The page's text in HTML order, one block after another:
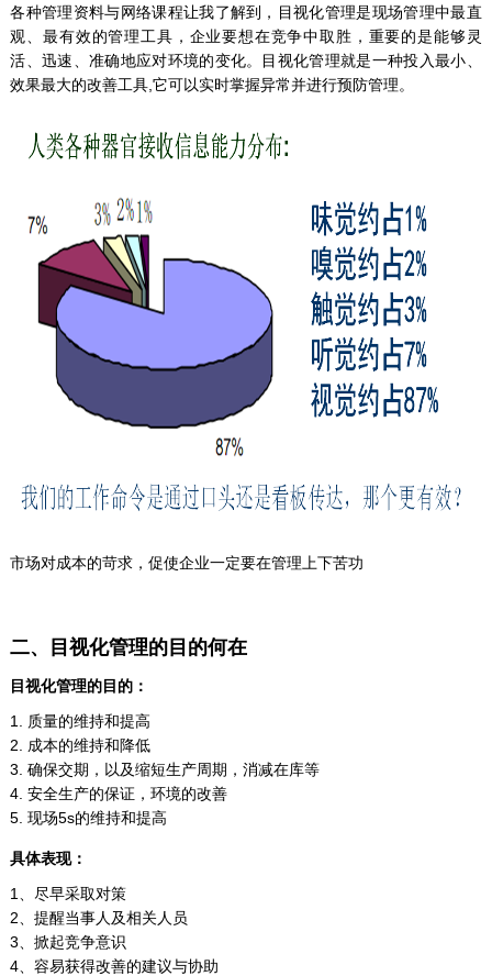
各种管理资料与网络课程让我了解到，目视化管理是现场管理中最直
观、最有效的管理工具，企业要想在竞争中取胜，重要的是能够灵
活、迅速、准确地应对环境的变化。目视化管理就是一种投入最小、
效果最大的改善工具,它可以实时掌握异常并进行预防管理。
市场对成本的苛求，促使企业一定要在管理上下苦功
二、目视化管理的目的何在
目视化管理的目的：
1. 质量的维持和提高
2. 成本的维持和降低
3. 确保交期，以及缩短生产周期，消减在库等
4. 安全生产的保证，环境的改善
5. 现场5s的维持和提高
具体表现：
1、尽早采取对策
2、提醒当事人及相关人员
3、掀起竞争意识
4、容易获得改善的建议与协助